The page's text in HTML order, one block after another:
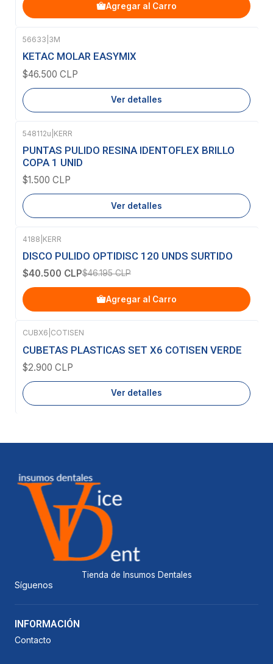
Agregar al Carro
Agotado
56633 3M
KETAC MOLAR EASYMIX
$46.500 CLP
Ver detalles
Agotado
548112u KERR
PUNTAS PULIDO RESINA IDENTOFLEX BRILLO
COPA 1 UNID
$1.500 CLP
Ver detalles
-12%OFF
4188 KERR
DISCO PULIDO OPTIDISC 120 UNDS SURTIDO
$40.500 CLP$46.195 CLP
Agregar al Carro
Agotado
CUBX6 COTISEN
CUBETAS PLASTICAS SET X6 COTISEN VERDE
$2.900 CLP
Ver detalles
Tienda de Insumos Dentales
Síguenos
INFORMACIÓN
Contacto